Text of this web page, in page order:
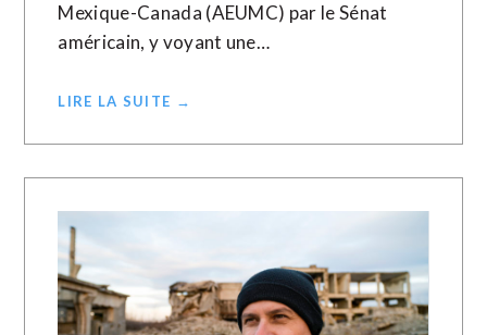
Mexique-Canada (AEUMC) par le Sénat
américain, y voyant une…
LIRE LA SUITE →